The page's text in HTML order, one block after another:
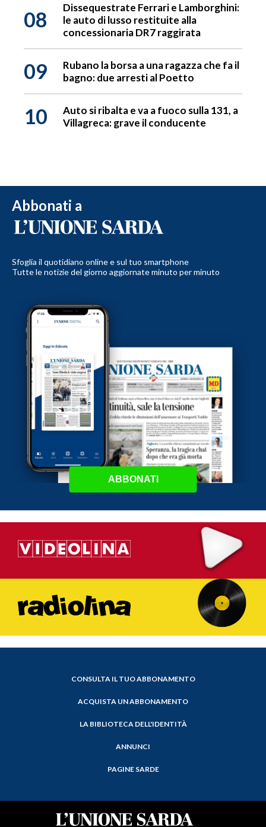
08
Dissequestrate Ferrari e Lamborghini:
le auto di lusso restituite alla
concessionaria DR7 raggirata
09
Rubano la borsa a una ragazza che fa il
bagno: due arresti al Poetto
10
Auto si ribalta e va a fuoco sulla 131, a
Villagreca: grave il conducente
Abbonati a
Sfoglia il quotidiano online e sul tuo smartphone
Tutte le notizie del giorno aggiornate minuto per minuto
ABBONATI
CONSULTA IL TUO ABBONAMENTO
ACQUISTA UN ABBONAMENTO
LA BIBLIOTECA DELL'IDENTITÀ
ANNUNCI
PAGINE SARDE